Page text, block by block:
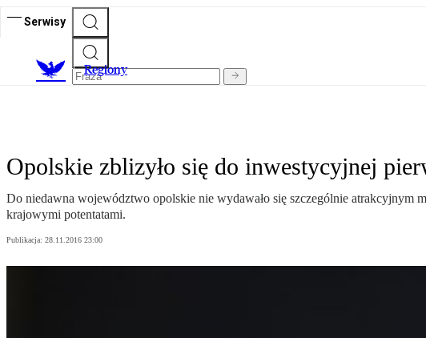
Serwisy
Regiony
Opolskie zblizyło się do inwestycyjnej
Do niedawna województwo opolskie nie wydawało się szczególnie atrakcyjnym
krajowymi potentatami.
Publikacja: 28.11.2016 23:00